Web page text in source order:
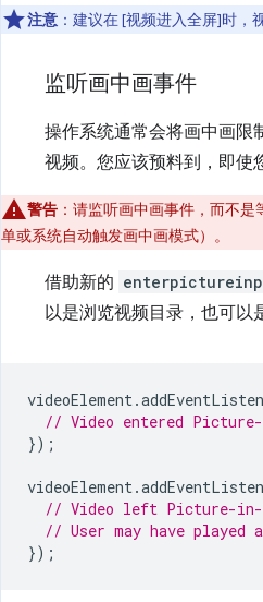
注意 ：建议在 [视频进入全屏]时，
监听画中画事件
操作系统通常会将画中画限
视频。您应该预料到，即使
警告 ：请监听画中画事件，而不
单或系统自动触发画中画模式）。
借助新的
以是浏览视频目录，也可以
videoElement.
// Video entered
});
videoElement.
// Video left Picture-in-
// User may have
});